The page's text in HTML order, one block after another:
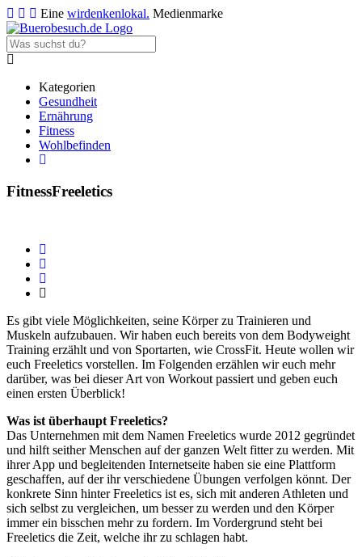
Eine wirdenkenlokal. Medienmarke
Kategorien
Gesundheit
Ernährung
Fitness
Wohlbefinden
FitnessFreeletics
Es gibt viele Möglichkeiten, seine Körper zu Trainieren und
Muskeln aufzubauen. Wir haben euch bereits von dem Bodyweight
Training erzählt und von Sportarten, wie CrossFit. Heute wollen wir
euch Freeletics vorstellen. Im Folgenden erzählen wir euch mehr
darüber, was bei dieser Art von Workout passiert und geben euch
einen ersten Überblick!
Was ist überhaupt Freeletics?
Das Unternehmen mit dem Namen Freeletics wurde 2012 gegründet
und hilft seither Menschen auf der ganzen Welt fitter zu werden. Mit
ihrer App und begleitenden Internetseite haben sie eine Plattform
geschaffen, auf der ihr verschiedene Übungen verfolgen könnt. Der
konkrete Sinn hinter Freeletics ist es, sich mit anderen Athleten und
sich selbst zu vergleichen, um besser zu werden und den Körper
immer ein bisschen mehr zu fordern. Im Vordergrund steht bei
Freeletics die Zeit, welche ihr zu schlagen habt.